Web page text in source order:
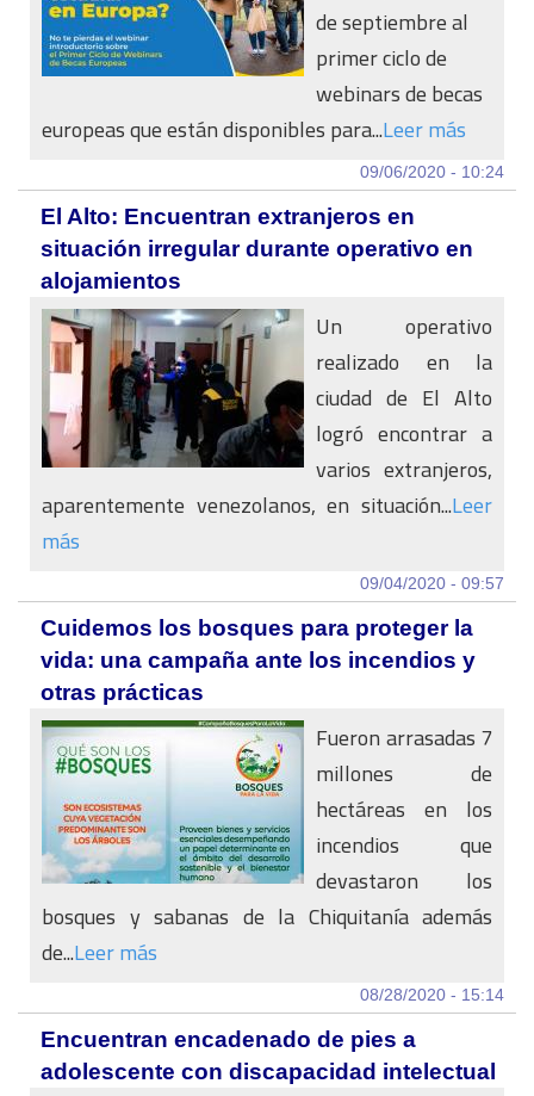
de septiembre al
primer ciclo de
webinars de becas
europeas que están disponibles para...Leer más
09/06/2020 - 10:24
El Alto: Encuentran extranjeros en
situación irregular durante operativo en
alojamientos
Un operativo
realizado en la
ciudad de El Alto
logró encontrar a
varios extranjeros,
aparentemente venezolanos, en situación...Leer
más
09/04/2020 - 09:57
Cuidemos los bosques para proteger la
vida: una campaña ante los incendios y
otras prácticas
Fueron arrasadas 7
millones de
hectáreas en los
incendios que
devastaron los
bosques y sabanas de la Chiquitanía además
de...Leer más
08/28/2020 - 15:14
Encuentran encadenado de pies a
adolescente con discapacidad intelectual